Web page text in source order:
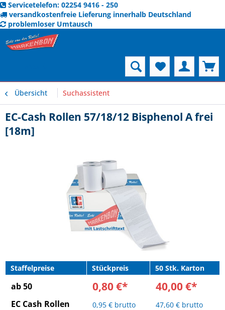
Servicetelefon: 02254 9416 - 250
versandkostenfreie Lieferung innerhalb Deutschland
problemloser Umtausch
Übersicht Suchassistent
EC-Cash Rollen 57/18/12 Bisphenol A frei
[18m]
Staffelpreise Stückpreis 50 Stk. Karton
ab 50
EC Cash Rollen
0,80 €*
0,95 € brutto
40,00 €*
47,60 € brutto